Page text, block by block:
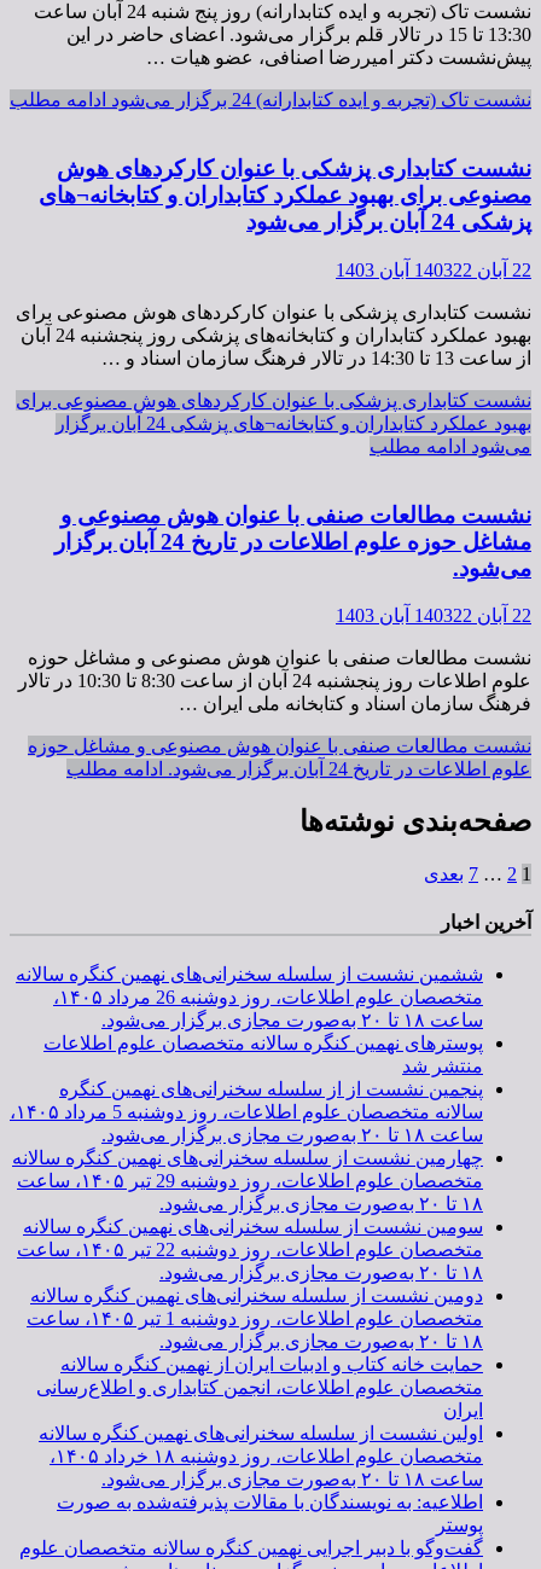
نشست تاک (تجربه و ایده کتابدارانه) روز پنج شنبه 24 آبان ساعت
13:30 تا 15 در تالار قلم برگزار می‌شود. اعضای حاضر در این
پیش‌نشست دکتر امیررضا اصنافی، عضو هیات …
نشست تاک (تجربه و ایده کتابدارانه) 24 برگزار می‌شود ادامه مطلب
نشست کتابداری پزشکی با عنوان کارکردهای هوش
مصنوعی برای بهبود عملکرد کتابداران و کتابخانه¬های
پزشکی 24 آبان برگزار می‌شود
22 آبان 1403 22 آبان 1403
نشست کتابداری پزشکی با عنوان کارکردهای هوش مصنوعی برای
بهبود عملکرد کتابداران و کتابخانه­‌های پزشکی روز پنجشنبه 24 آبان
از ساعت 13 تا 14:30 در تالار فرهنگ سازمان اسناد و …
نشست کتابداری پزشکی با عنوان کارکردهای هوش مصنوعی برای
بهبود عملکرد کتابداران و کتابخانه¬های پزشکی 24 آبان برگزار
می‌شود ادامه مطلب
نشست مطالعات صنفی با عنوان هوش مصنوعی و
مشاغل حوزه علوم اطلاعات در تاریخ 24 آبان برگزار
می‌شود.
22 آبان 1403 22 آبان 1403
نشست مطالعات صنفی با عنوان هوش مصنوعی و مشاغل حوزه
علوم اطلاعات روز پنجشنبه 24 آبان از ساعت 8:30 تا 10:30 در تالار
فرهنگ سازمان اسناد و کتابخانه ملی ایران …
نشست مطالعات صنفی با عنوان هوش مصنوعی و مشاغل حوزه
علوم اطلاعات در تاریخ 24 آبان برگزار می‌شود.
ادامه مطلب
صفحه‌بندی نوشته‌ها
1
2
…
7 بعدی
آخرین اخبار
ششمین نشست از سلسله سخنرانی‌های نهمین کنگره سالانه
متخصصان علوم اطلاعات، روز دوشنبه 26 مرداد ۱۴۰۵،
ساعت ۱۸ تا ۲۰ به‌صورت مجازی برگزار می‌شود.
پوسترهای نهمین کنگره سالانه متخصصان علوم اطلاعات
منتشر شد
پنجمین نشست از از سلسله سخنرانی‌های نهمین کنگره
سالانه متخصصان علوم اطلاعات، روز دوشنبه 5 مرداد ۱۴۰۵،
ساعت ۱۸ تا ۲۰ به‌صورت مجازی برگزار می‌شود.
چهارمین نشست از سلسله سخنرانی‌های نهمین کنگره سالانه
متخصصان علوم اطلاعات، روز دوشنبه 29 تیر ۱۴۰۵، ساعت
۱۸ تا ۲۰ به‌صورت مجازی برگزار می‌شود.
سومین نشست از سلسله سخنرانی‌های نهمین کنگره سالانه
متخصصان علوم اطلاعات، روز دوشنبه 22 تیر ۱۴۰۵، ساعت
۱۸ تا ۲۰ به‌صورت مجازی برگزار می‌شود.
دومین نشست از سلسله سخنرانی‌های نهمین کنگره سالانه
متخصصان علوم اطلاعات، روز دوشنبه 1 تیر ۱۴۰۵، ساعت
۱۸ تا ۲۰ به‌صورت مجازی برگزار می‌شود.
حمایت خانه کتاب و ادبیات ایران از نهمین کنگره سالانه
متخصصان علوم اطلاعات، انجمن کتابداری و اطلاع‌رسانی
ایران
اولین نشست از سلسله سخنرانی‌های نهمین کنگره سالانه
متخصصان علوم اطلاعات، روز دوشنبه ۱۸ خرداد ۱۴۰۵،
ساعت ۱۸ تا ۲۰ به‌صورت مجازی برگزار می‌شود.
اطلاعیه: به نویسندگان با مقالات پذیرفته‌شده به صورت
پوستر
گفت‌وگو با دبیر اجرایی نهمین کنگره سالانه متخصصان علوم